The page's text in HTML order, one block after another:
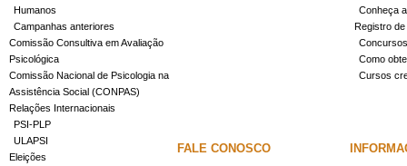
Humanos
Campanhas anteriores
Comissão Consultiva em Avaliação
Psicológica
Comissão Nacional de Psicologia na
Assistência Social (CONPAS)
Relações Internacionais
PSI-PLP
ULAPSI
Eleições
Conheça
Registro
Concursos
Como
Cursos
FALE CONOSCO